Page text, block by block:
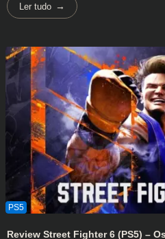
Ler tudo
Review Street Fighter 6 (PS5) –